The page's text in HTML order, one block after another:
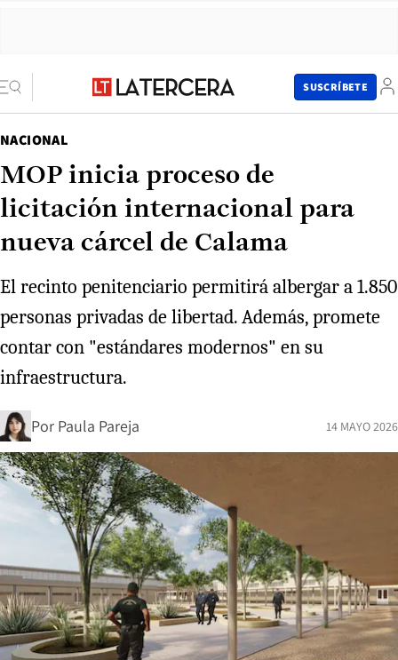
SUSCRÍBETE
NACIONAL
MOP inicia proceso de
licitación internacional para
nueva cárcel de Calama
El recinto penitenciario permitirá albergar a 1.850
personas privadas de libertad. Además, promete
contar con "estándares modernos" en su
infraestructura.
Por Paula Pareja 14 MAYO 2026